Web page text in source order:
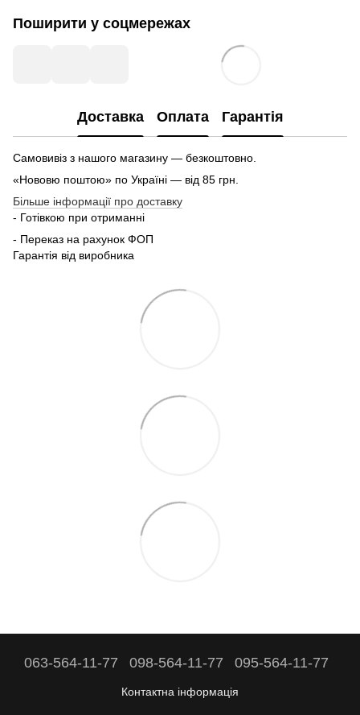
Поширити у соцмережах
Доставка Оплата Гарантія
Самовивіз з нашого магазину — безкоштовно.
«Нововю поштою» по Україні — від 85 грн.
Більше інформації про доставку
- Готівкою при отриманні
- Переказ на рахунок ФОП
Гарантія від виробника
063-564-11-77 098-564-11-77 095-564-11-77
Контактна інформація